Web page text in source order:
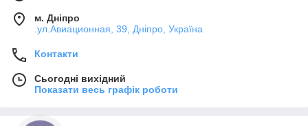
м. Дніпро
.ул.Авиационная, 39, Дніпро, Україна
Контакти
Сьогодні вихідний
Показати весь графік роботи